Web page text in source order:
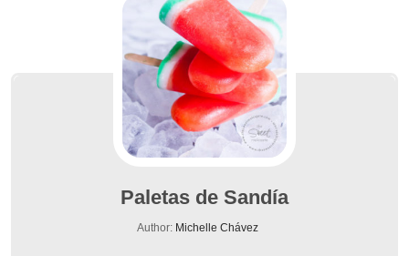
Paletas de Sandía
Author: Michelle Chávez